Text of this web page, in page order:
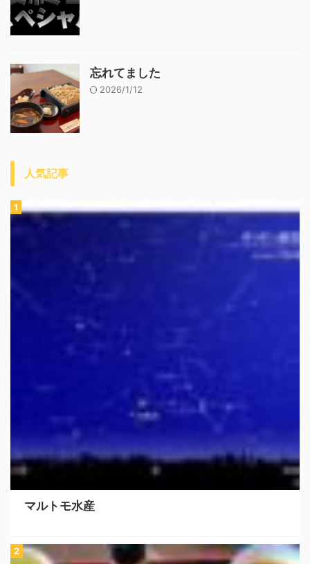
忘れてました
2026/1/12
人気記事
マルトモ水産